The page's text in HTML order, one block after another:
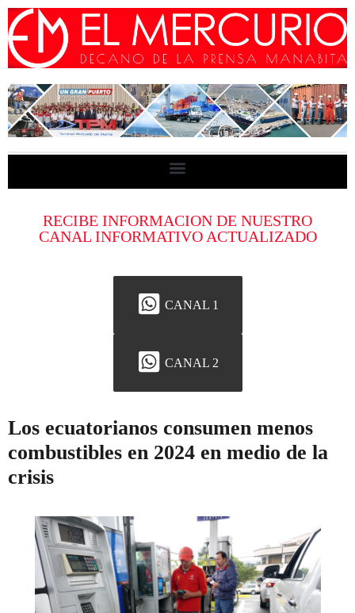
RECIBE INFORMACION DE NUESTRO
CANAL INFORMATIVO ACTUALIZADO
CANAL 1
CANAL 2
Los ecuatorianos consumen menos
combustibles en 2024 en medio de la
crisis